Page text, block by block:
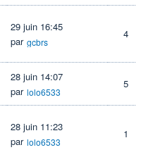
29 juin 16:45
par gcbrs
4
28 juin 14:07
par lolo6533
5
28 juin 11:23
par lolo6533
1